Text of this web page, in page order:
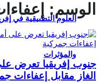
العلوم التطبيقية في
والمؤثرات
الوسم:
جنوب إفريقيا تعرض
الغاز مقابل إعفاءات